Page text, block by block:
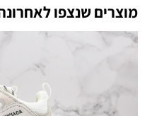
מוצרים שנצפו